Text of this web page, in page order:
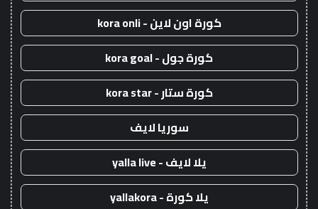
كورة اون لاين - kora onli
كورة جول - kora goal
كورة ستار - kora star
سوريا لايف
يلا لايف - yalla live
يلا كورة - yallakora